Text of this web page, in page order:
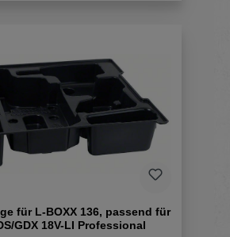
für L-BOXX 136, passend für
GDX 18V-LI Professional